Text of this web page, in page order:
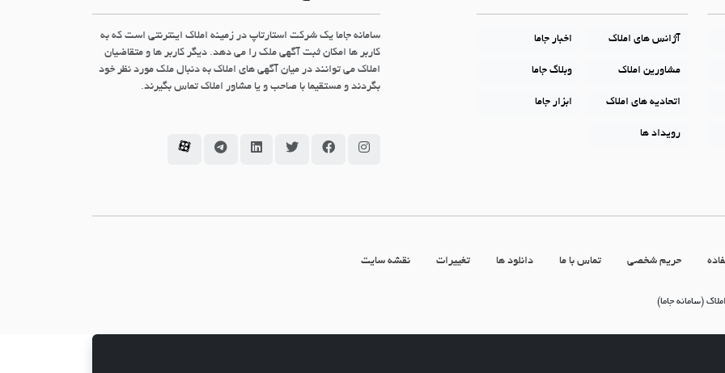
آژانس های املاک اخبار جاما
مشاورین املاک وبلاگ جاما
اتحادیه های املاک ابزار جاما
رویداد ها
سامانه جاما یک شرکت استارتاپ در زمینه املاک اینترنتی است که به
کاربر ها امکان ثبت آگهی ملک را می دهد. دیگر کاربر ها و متقاضیان
املاک می توانند در میان آگهی های املاک به دنبال ملک مورد نظر خود
بگردند و مستقیما با صاحب و یا مشاور املاک تماس بگیرند.
سامانه جاما در اینستاگرام
سامانه جاما در فیسبوک
سامانه جاما در توئیتر
سامانه جاما در لینکداین
سامانه جاما در تلگرام
سامانه جاما در آپارات
حریم شخصی تماس با ما دانلود ها تغییرات نقشه سایت